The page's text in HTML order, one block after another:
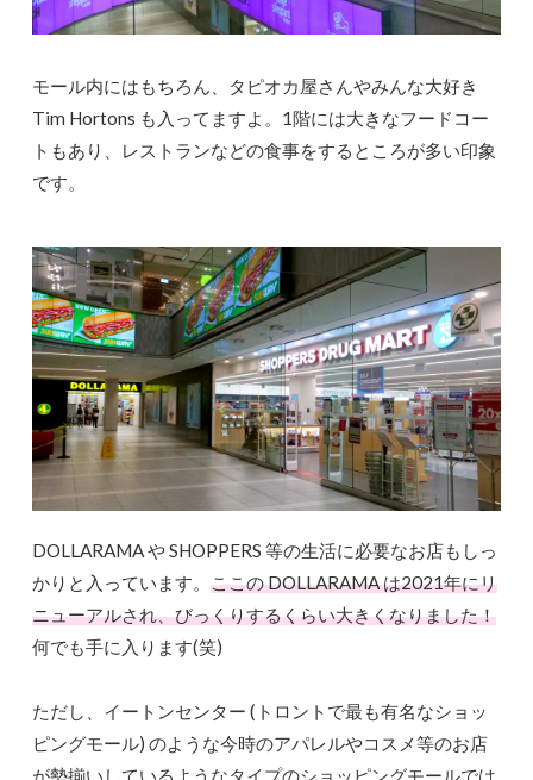
モール内にはもちろん、タピオカ屋さんやみんな大好き
Tim Hortons も入ってますよ。1階には大きなフードコー
トもあり、レストランなどの食事をするところが多い印象
です。
DOLLARAMA や SHOPPERS 等の生活に必要なお店もしっ
かりと入っています。 ここの DOLLARAMA は2021年にリ
ニューアルされ、びっくりするくらい大きくなりました！
何でも手に入ります(笑)
ただし、イートンセンター (トロントで最も有名なショッ
ピングモール) のような今時のアパレルやコスメ等のお店
が勢揃いしているようなタイプのショッピングモールでは